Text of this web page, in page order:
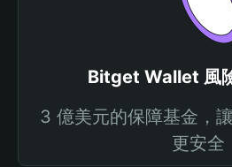
Bitget Wallet 風
3 億美元的保障基金，
更安全